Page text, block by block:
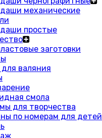
механические
простые
заготовки
для валяния
смола
для творчества
по номерам для детей